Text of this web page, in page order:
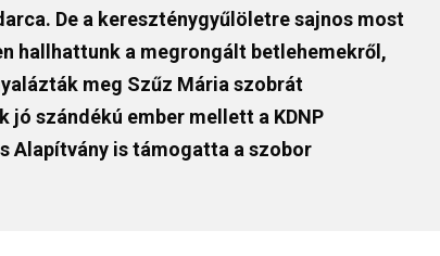
De a kereszténygyűlöletre sajnos most
hallhattunk a megrongált betlehemekről,
meg Szűz Mária szobrát
szándékú ember mellett a KDNP
Alapítvány is támogatta a szobor